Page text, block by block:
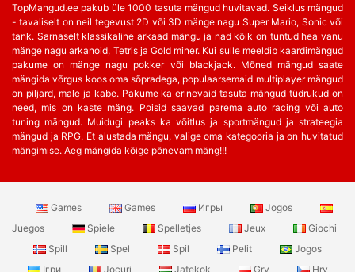
TopMangud.ee pakub üle 1000 tasuta mängud huvitavad. Seiklus mängud
- tavaliselt on neil tegevust 2D või 3D mänge nagu Super Mario, Sonic või
tank. Sarnaselt klassikaline arkaad mängu ja nad kõik on tuntud hea vanu
mänge nagu arkanoid, Tetris ja Gold miner. Kui sulle meeldib kaardimängud
pakume on mänge nagu pokker või blackjack. Mõned mängud saate
mängida võrgus koos oma sõpradega, populaarsemaid multiplayer mängud
on piljard, male ja kabe. Pakume ka erinevaid tasuta mängud tüdrukud on
need, mis on kaste mäng. Poisid saavad parema auto racing või auto
tuning mängud. Muidugi peaks ka võitlus ja sportmängud ja strateegia
mängud ja RPG. Et alustada mängu, valige oma kategooria ja on huvitatud
mängimise. Aeg mängida kõige põnevam mäng!!!
Games Games Игры
Jogos
Juegos
Spiele Spelletjes Jeux
Giochi
Spill
Spel Spil Pelit
Jogos
Ігри
Jocuri Jatekok Gry Hry